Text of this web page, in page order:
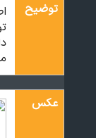
توضیح
عکس